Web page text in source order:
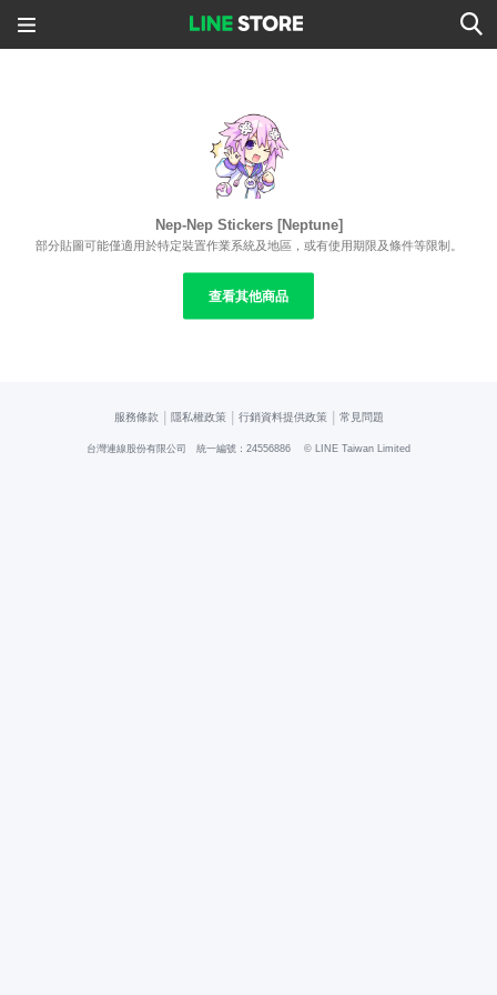
Nep-Nep Stickers [Neptune]
部分貼圖可能僅適用於特定裝置作業系統及地區，或有使用期限及條件等限制。
查看其他商品
服務條款 隱私權政策 行銷資料提供政策 常見問題
台灣連線股份有限公司 統一編號：24556886 © LINE Taiwan Limited